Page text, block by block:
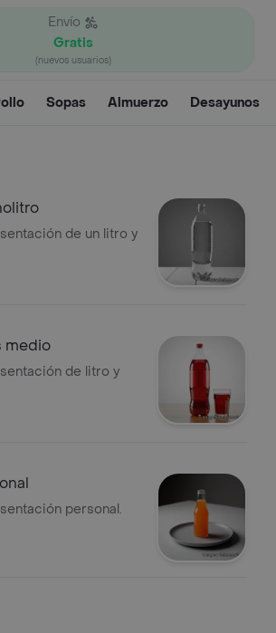
Envío
Gratis
(nuevos usuarios)
Sopas Almuerzo Desayunos
de un litro y
medio
de litro y
personal.